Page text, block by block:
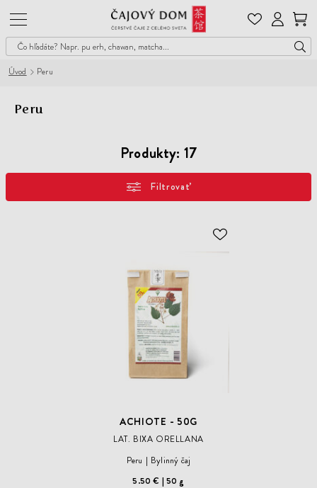
Čajový
Dom
Úvod Peru
Peru
Produkty: 17
Filtrovať
ODOBER
ACHIOTE - 50G
LAT. BIXA ORELLANA
Peru
Bylinný čaj
5.50 €
50 g